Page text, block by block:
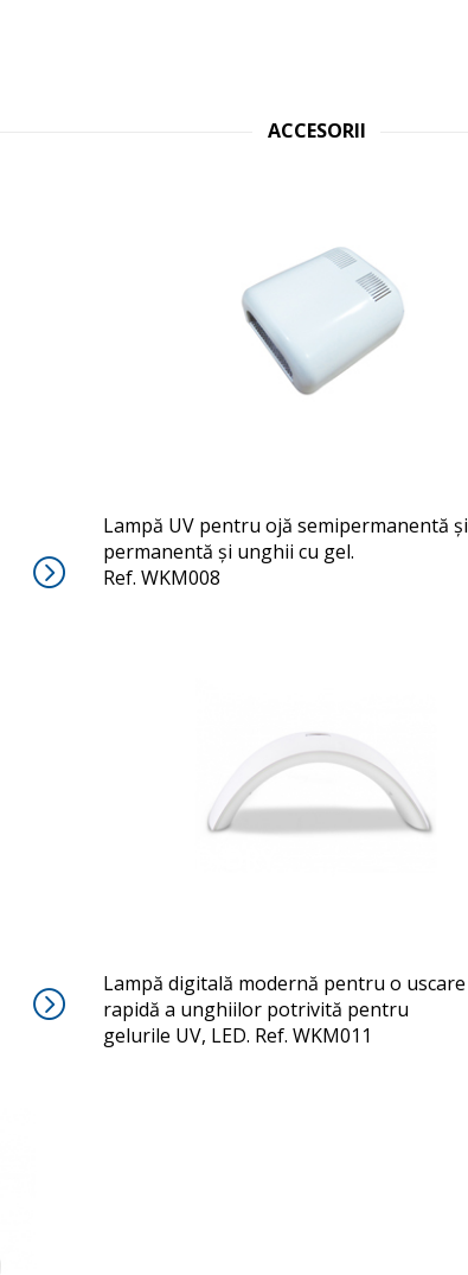
ACCESORII
Lampă UV pentru ojă semipermanentă și
permanentă și unghii cu gel.
Ref. WKM008
Lampă digitală modernă pentru o uscare
rapidă a unghiilor potrivită pentru
gelurile UV, LED. Ref. WKM011